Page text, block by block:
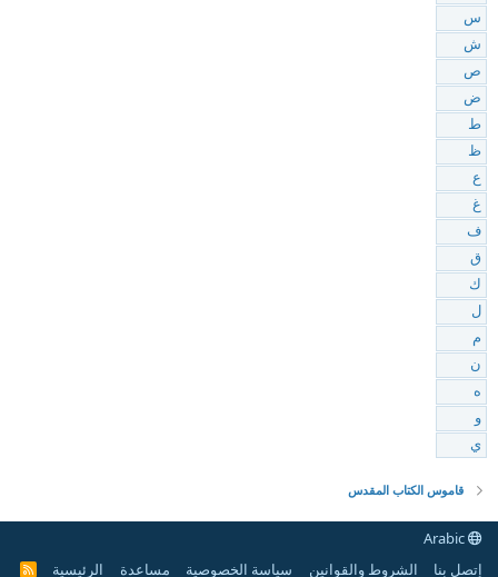
س
ش
ص
ض
ط
ظ
ع
غ
ف
ق
ك
ل
م
ن
ه
و
ي
قاموس الكتاب المقدس
إتصل بنا
الشروط والقوانين سياسة الخصوصية مساعدة الرئيسية
R